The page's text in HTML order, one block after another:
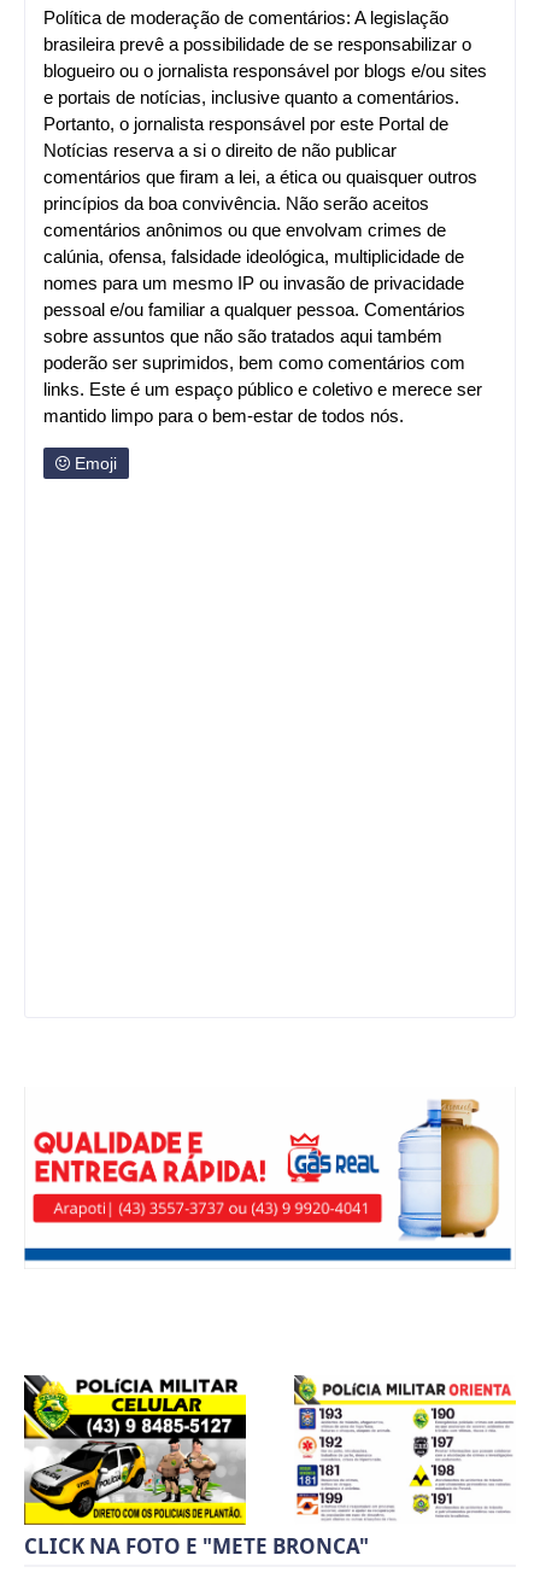
Política de moderação de comentários: A legislação
brasileira prevê a possibilidade de se responsabilizar o
blogueiro ou o jornalista responsável por blogs e/ou sites
e portais de notícias, inclusive quanto a comentários.
Portanto, o jornalista responsável por este Portal de
Notícias reserva a si o direito de não publicar
comentários que firam a lei, a ética ou quaisquer outros
princípios da boa convivência. Não serão aceitos
comentários anônimos ou que envolvam crimes de
calúnia, ofensa, falsidade ideológica, multiplicidade de
nomes para um mesmo IP ou invasão de privacidade
pessoal e/ou familiar a qualquer pessoa. Comentários
sobre assuntos que não são tratados aqui também
poderão ser suprimidos, bem como comentários com
links. Este é um espaço público e coletivo e merece ser
mantido limpo para o bem-estar de todos nós.
Emoji
CLICK NA FOTO E "METE BRONCA"